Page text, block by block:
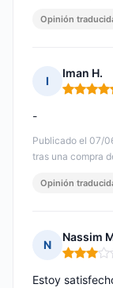
Opinión
I
Iman H.
Nota: 5
Publicado el 07/
tras una compra
-
Opinión
N
Nassim
Nota: 3
Estoy